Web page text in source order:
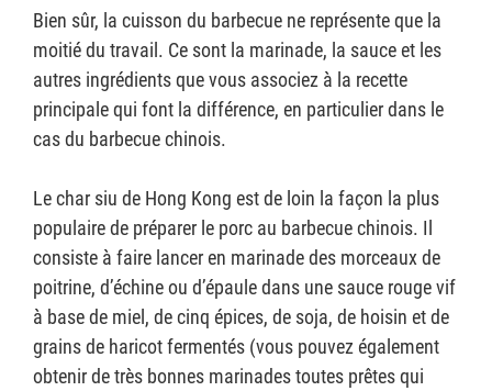
Bien sûr, la cuisson du barbecue ne représente que la
moitié du travail. Ce sont la marinade, la sauce et les
autres ingrédients que vous associez à la recette
principale qui font la différence, en particulier dans le
cas du barbecue chinois.
Le char siu de Hong Kong est de loin la façon la plus
populaire de préparer le porc au barbecue chinois. Il
consiste à faire lancer en marinade des morceaux de
poitrine, d’échine ou d’épaule dans une sauce rouge vif
à base de miel, de cinq épices, de soja, de hoisin et de
grains de haricot fermentés (vous pouvez également
obtenir de très bonnes marinades toutes prêtes qui